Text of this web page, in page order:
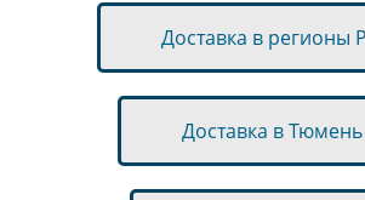
Доставка в регионы
Доставка в Тюмень